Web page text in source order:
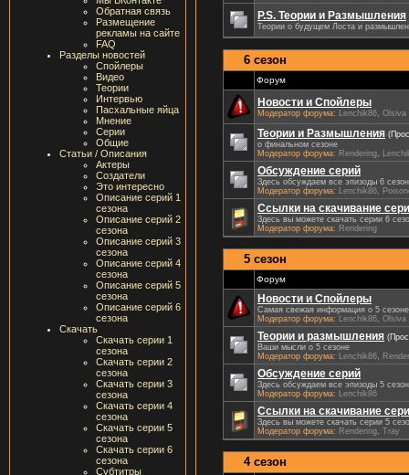
Обратная связь
Размещение
рекламы на сайте
FAQ
Разделы новостей
Спойлеры
Видео
Теории
Интервью
Пасхальные яйца
Мнение
Серии
Общие
Статьи / Описания
Актеры
Создатели
Это интересно
Описание серий 1
сезона
Описание серий 2
сезона
Описание серий 3
сезона
Описание серий 4
сезона
Описание серий 5
сезона
Описание серий 6
сезона
Скачать
Скачать серии 1
сезона
Скачать серии 2
сезона
Скачать серии 3
сезона
Скачать серии 4
сезона
Скачать серии 5
сезона
Скачать серии 6
сезона
Субтитры
P.S. Теории и Размышления
Теории о будущем Лоста и
6 сезон
Форум
Новости и Спойлеры
Модератор форума: Lenchik86 Olsiva
Теории и Размышления
о финальном сезоне
Модератор форума: Rendering
Обсуждение серий
Здесь обсуждаем все эпизоды 6
Модератор форума:
Lenchik86
Ссылки на скачивание
Здесь вы можете скачать серии 6
Модератор форума: Rendering
5 сезон
Форум
Новости и Спойлеры
Самая свежая информация о 5 сезоне
Модератор форума:
Lenchik86 Olsiva
Теории и размышления
Ваши мысли о 5 сезоне
Модератор форума:
Lenchik86
Обсуждение серий
Здесь обсуждаем все эпизоды 5
Модератор форума:
Lenchik86
Ссылки на скачивание
Здесь вы можете скачать серии 5
Модератор форума: Rendering Tray
4 сезон